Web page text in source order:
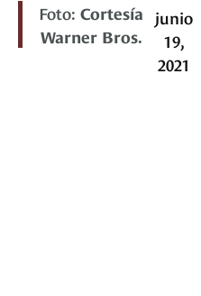
Foto:Cortesía
Warner Bros.
junio
19,
2021